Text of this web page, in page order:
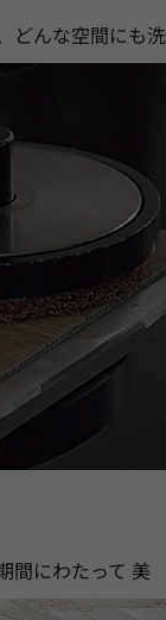
どんな空間にも洗
間にわたって 美